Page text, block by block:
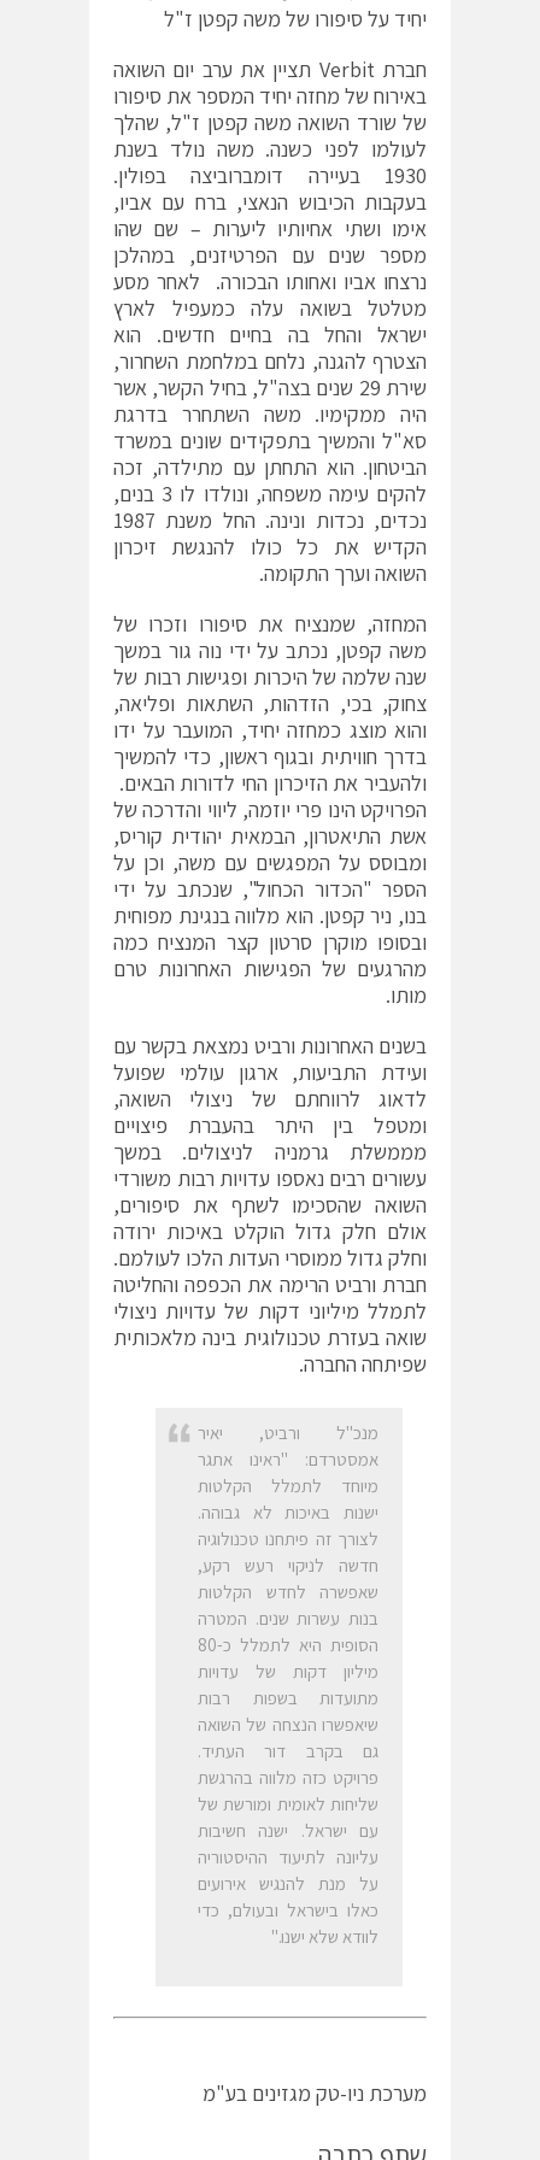
יחיד על סיפורו של משה קפטן ז"ל
חברת Verbit תציין את ערב יום השואה
באירוח של מחזה יחיד המספר את סיפורו
של שורד השואה משה קפטן ז"ל, שהלך
לעולמו לפני כשנה. משה נולד בשנת
1930 בעיירה דומברוביצה בפולין.
בעקבות הכיבוש הנאצי, ברח עם אביו,
אימו ושתי אחיותיו ליערות – שם שהו
מספר שנים עם הפרטיזנים, במהלכן
נרצחו אביו ואחותו הבכורה. לאחר מסע
מטלטל בשואה עלה כמעפיל לארץ
ישראל והחל בה בחיים חדשים. הוא
הצטרף להגנה, נלחם במלחמת השחרור,
שירת 29 שנים בצה"ל, בחיל הקשר, אשר
היה ממקימיו. משה השתחרר בדרגת
סא"ל והמשיך בתפקידים שונים במשרד
הביטחון. הוא התחתן עם מתילדה, זכה
להקים עימה משפחה, ונולדו לו 3 בנים,
נכדים, נכדות ונינה. החל משנת 1987
הקדיש את כל כולו להנגשת זיכרון
השואה וערך התקומה.
המחזה, שמנציח את סיפורו וזכרו של
משה קפטן, נכתב על ידי נוה גור במשך
שנה שלמה של היכרות ופגישות רבות של
צחוק, בכי, הזדהות, השתאות ופליאה,
והוא מוצג כמחזה יחיד, המועבר על ידו
בדרך חוויתית ובגוף ראשון, כדי להמשיך
ולהעביר את הזיכרון החי לדורות הבאים.
הפרויקט הינו פרי יוזמה, ליווי והדרכה של
אשת התיאטרון, הבמאית יהודית קוריס,
ומבוסס על המפגשים עם משה, וכן על
הספר "הכדור הכחול", שנכתב על ידי
בנו, ניר קפטן. הוא מלווה בנגינת מפוחית
ובסופו מוקרן סרטון קצר המנציח כמה
מהרגעים של הפגישות האחרונות טרם
מותו.
בשנים האחרונות ורביט נמצאת בקשר עם
ועידת התביעות, ארגון עולמי שפועל
לדאוג לרווחתם של ניצולי השואה,
ומטפל בין היתר בהעברת פיצויים
מממשלת גרמניה לניצולים. במשך
עשורים רבים נאספו עדויות רבות משורדי
השואה שהסכימו לשתף את סיפורים,
אולם חלק גדול הוקלט באיכות ירודה
וחלק גדול ממוסרי העדות הלכו לעולמם.
חברת ורביט הרימה את הכפפה והחליטה
לתמלל מיליוני דקות של עדויות ניצולי
שואה בעזרת טכנולוגית בינה מלאכותית
שפיתחה החברה.
מנכ"ל ורביט, יאיר
אמסטרדם: "ראינו אתגר
מיוחד לתמלל הקלטות
ישנות באיכות לא גבוהה.
לצורך זה פיתחנו טכנולוגיה
חדשה לניקוי רעש רקע,
שאפשרה לחדש הקלטות
בנות עשרות שנים. המטרה
הסופית היא לתמלל כ-80
מיליון דקות של עדויות
מתועדות בשפות רבות
שיאפשרו הנצחה של השואה
גם בקרב דור העתיד.
פרויקט כזה מלווה בהרגשת
שליחות לאומית ומורשת של
עם ישראל. ישנה חשיבות
עליונה לתיעוד ההיסטוריה
על מנת להנגיש אירועים
כאלו בישראל ובעולם, כדי
לוודא שלא ישנו."
מערכת ניו-טק מגזינים בע"מ